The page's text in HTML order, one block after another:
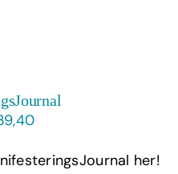
Nåværende
er:
her!